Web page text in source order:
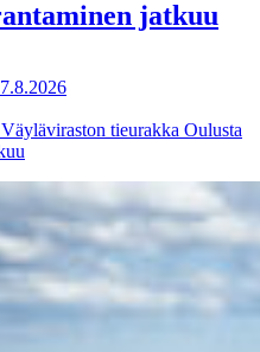
jatkuu
7.8.2026
tieurakka Oulusta